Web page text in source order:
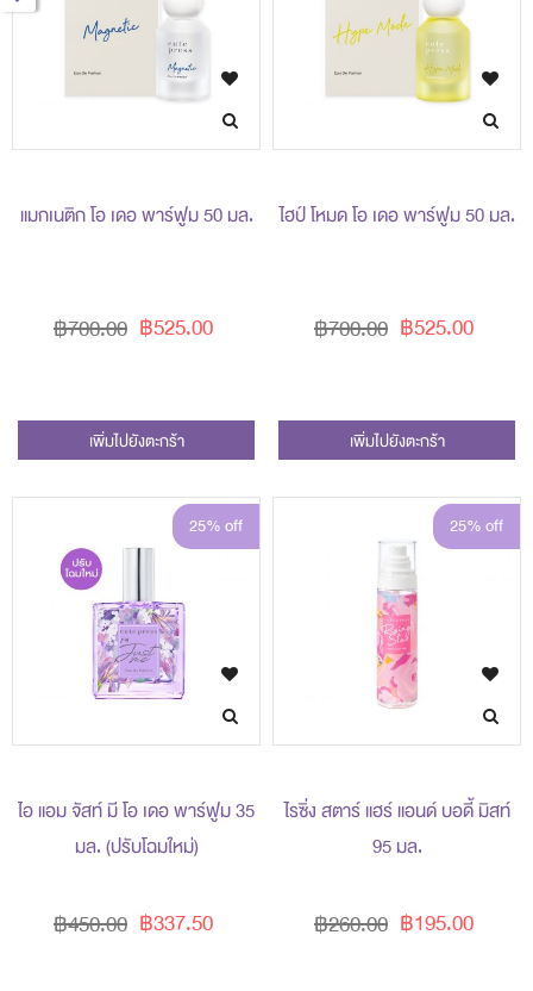
แมกเนติก โอ เดอ พาร์ฟูม 50 มล.
฿525.00
฿700.00
เพิ่มไปยังตะกร้า
ไฮป์ โหมด โอ เดอ พาร์ฟูม 50 มล.
฿525.00
฿700.00
เพิ่มไปยังตะกร้า
25% off
ไอ แอม จัสท์ มี โอ เดอ พาร์ฟูม 35
มล. (ปรับโฉมใหม่)
฿337.50
฿450.00
25% off
ไรซิ่ง สตาร์ แฮร์ แอนด์ บอดี้ มิสท์
95 มล.
฿195.00
฿260.00